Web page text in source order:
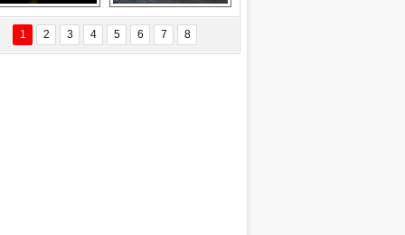
ÖZYANIK
Değişti?
Delta uçağına
yıldırım çarptı
Ford Focus RS
(2015)
1 2 3 4 5 6 7 8